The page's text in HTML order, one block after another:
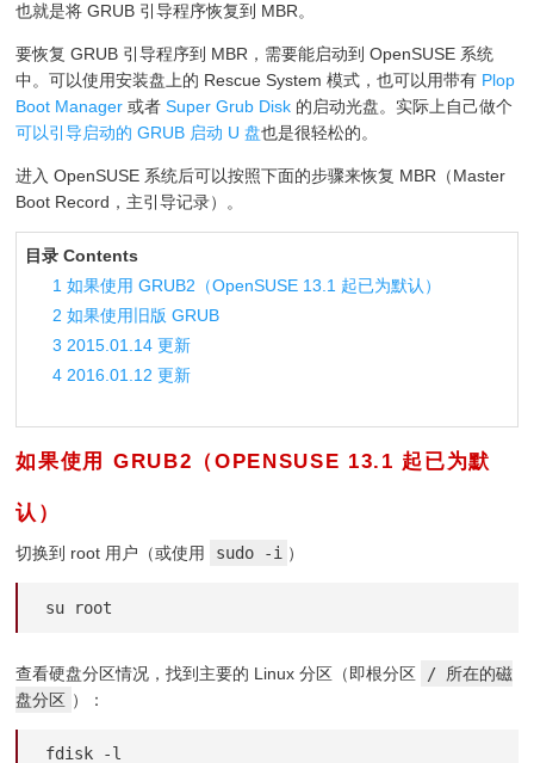
也就是将 GRUB 引导程序恢复到 MBR。
要恢复 GRUB 引导程序到 MBR，需要能启动到 OpenSUSE 系统
中。可以使用安装盘上的 Rescue System 模式，也可以用带有 Plop
Boot Manager 或者Super Grub Disk 的启动光盘。实际上自己做个
可以引导启动的 GRUB 启动 U 盘也是很轻松的。
进入 OpenSUSE 系统后可以按照下面的步骤来恢复 MBR（Master
Boot Record，主引导记录）。
目录 Contents
1 如果使用 GRUB2（OpenSUSE 13.1 起已为默认）
2 如果使用旧版 GRUB
3 2015.01.14 更新
4 2016.01.12 更新
如果使用 GRUB2（OPENSUSE 13.1 起已为默
认）
切换到 root 用户（或使用 sudo -i ）
su root
查看硬盘分区情况，找到主要的 Linux 分区（即根分区
/ 所在的磁
盘分区 ）：
fdisk -l